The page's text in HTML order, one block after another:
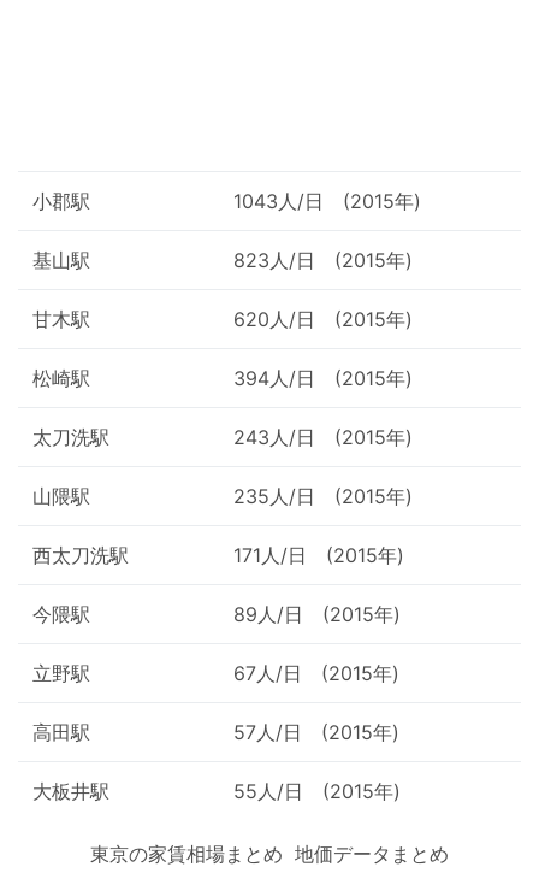
小郡駅 1043人/日 (2015年)
基山駅 823人/日 (2015年)
甘木駅 620人/日 (2015年)
松崎駅 394人/日 (2015年)
太刀洗駅 243人/日 (2015年)
山隈駅 235人/日 (2015年)
西太刀洗駅 171人/日 (2015年)
今隈駅 89人/日 (2015年)
立野駅 67人/日 (2015年)
高田駅 57人/日 (2015年)
大板井駅 55人/日 (2015年)
東京の家賃相場まとめ 地価データまとめ